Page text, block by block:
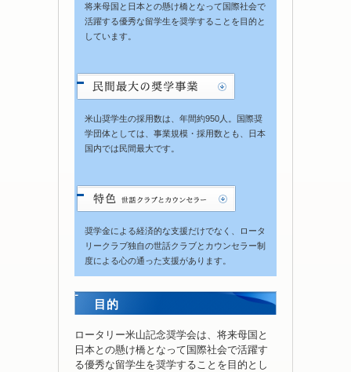
将来母国と日本との懸け橋となって国際社会で
活躍する優秀な留学生を奨学することを目的と
しています。
米山奨学生の採用数は、年間約950人。国際奨
学団体としては、事業規模・採用数とも、日本
国内では民間最大です。
奨学金による経済的な支援だけでなく、ロータ
リークラブ独自の世話クラブとカウンセラー制
度による心の通った支援があります。
目的
ロータリー米山記念奨学会は、将来母国と
日本との懸け橋となって国際社会で活躍す
る優秀な留学生を奨学することを目的とし